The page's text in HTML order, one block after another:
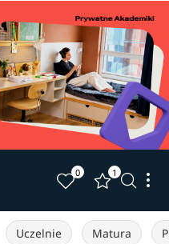
0 1
Uczelnie Matura